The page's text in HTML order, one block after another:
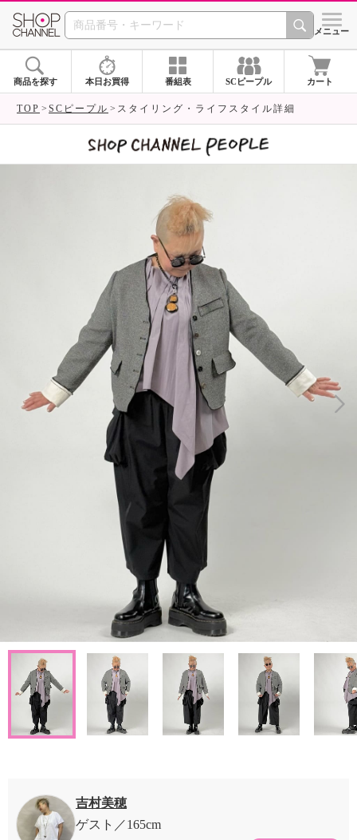
SHOP CHANNEL シメニュー
商品を探す 本日お買得 番組表 SCピープル カート
TOP SCピープル スタイリング・ライフスタイル詳細
吉村美穂
ゲスト
165cm